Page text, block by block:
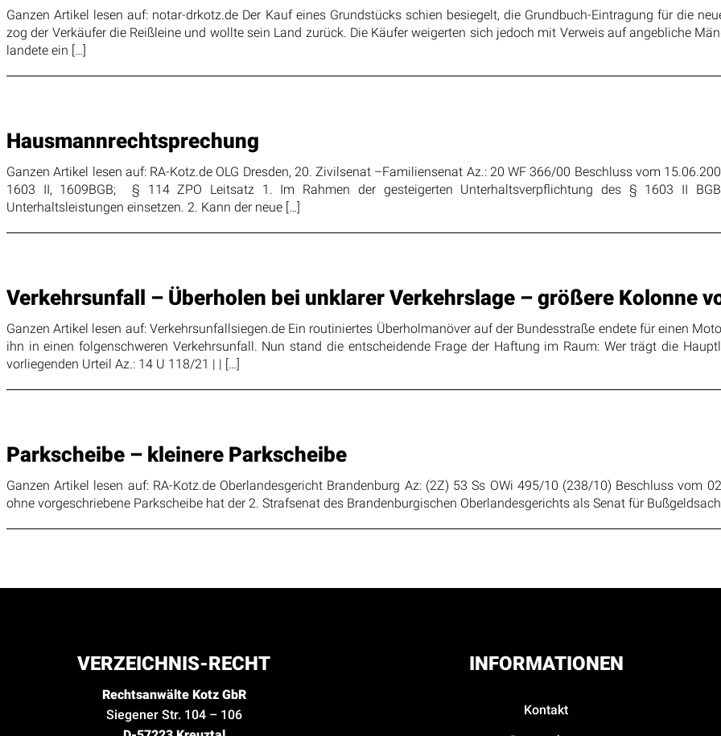
Ganzen Artikel lesen auf: notar-drkotz.de Der Kauf eines Grundstücks schien besiegelt, die Grundbuch-Eintragung für die
zog der Verkäufer die Reißleine und wollte sein Land zurück. Die Käufer weigerten sich jedoch mit Verweis auf angebliche
landete ein […]
Hausmannrechtsprechung
Ganzen Artikel lesen auf: RA-Kotz.de OLG Dresden, 20. Zivilsenat –Familiensenat Az.: 20 WF 366/00 Beschluss vom
1603 II, 1609BGB; § 114 ZPO Leitsatz 1. Im Rahmen der gesteigerten Unterhaltsverpflichtung des § 1603 II
Unterhaltsleistungen einsetzen. 2. Kann der neue […]
Verkehrsunfall – Überholen bei unklarer Verkehrslage – größere Kolonne
Ganzen Artikel lesen auf: Verkehrsunfallsiegen.de Ein routiniertes Überholmanöver auf der Bundesstraße endete für einen
ihn in einen folgenschweren Verkehrsunfall. Nun stand die entscheidende Frage der Haftung im Raum: Wer trägt die
vorliegenden Urteil Az.: 14 U 118/21 | | […]
Parkscheibe – kleinere Parkscheibe
Ganzen Artikel lesen auf: RA-Kotz.de Oberlandesgericht Brandenburg Az: (2Z) 53 Ss OWi 495/10 (238/10) Beschluss vom
ohne vorgeschriebene Parkscheibe hat der 2. Strafsenat des Brandenburgischen Oberlandesgerichts als Senat für
VERZEICHNIS-RECHT
Rechtsanwälte Kotz GbR
Siegener Str. 104 – 106
INFORMATIONEN
Kontakt